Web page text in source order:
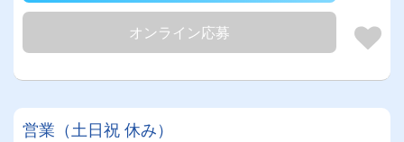
オンライン応募
営業（土日祝 休み）